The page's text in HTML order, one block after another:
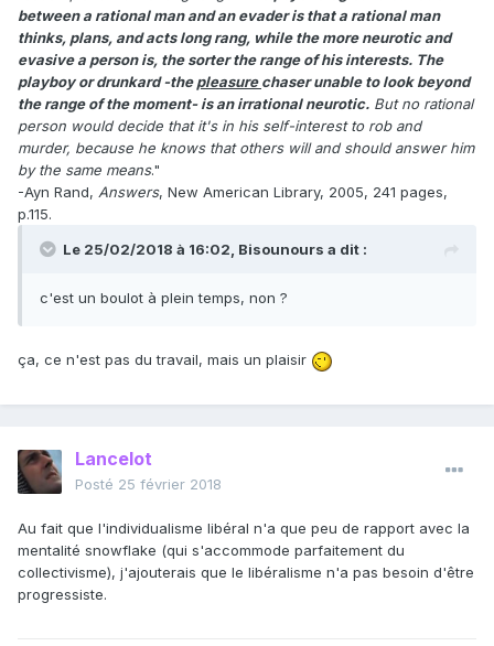
between a rational man and an evader is that a rational man
thinks, plans, and acts long rang, while the more neurotic and
evasive a person is, the sorter the range of his interests. The
playboy or drunkard -thepleasurechaser unable to look beyond
the range of the moment- is an irrational neurotic. But no rational
person would decide that it's in his self-interest to rob and
murder, because he knows that others will and should answer him
by the same means."
-Ayn Rand, Answers, New American Library, 2005, 241 pages,
p.115.
Le 25/02/2018 à 16:02, Bisounours a dit :
c'est un boulot à plein temps, non ?
ça, ce n'est pas du travail, mais un plaisir
Lancelot
Posté 25 février 2018
Au fait que l'individualisme libéral n'a que peu de rapport avec la
mentalité snowflake (qui s'accommode parfaitement du
collectivisme), j'ajouterais que le libéralisme n'a pas besoin d'être
progressiste.